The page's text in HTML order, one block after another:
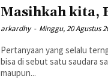
Masihkah kita,
arkardhy - Minggu, 20 Agustus
Pertanyaan yang selalu
bisa di sebut satu saudara
maupun...